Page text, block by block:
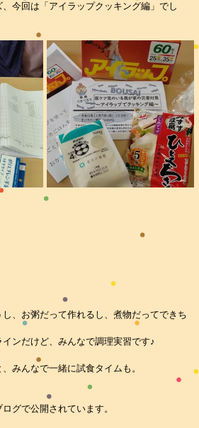
今回は「アイラップクッキング編」でし
、お粥だって作れるし、煮物だってできち
ンだけど、みんなで調理実習です♪
みんなで一緒に試食タイムも。
グで公開されています。